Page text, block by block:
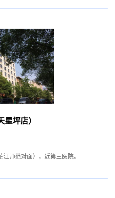
坪店）
师范对面），近第三医院。